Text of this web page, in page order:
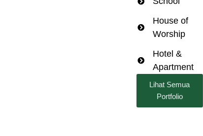
House of
Worship
Hotel &
Apartment
Lihat Semua
Portfolio